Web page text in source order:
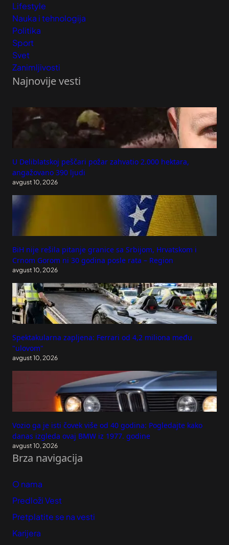
Lifestyle
Nauka i tehnologija
Politika
Sport
Svet
Zanimljivosti
Najnovije vesti
U Deliblatskoj peščari požar zahvatio 2.000 hektara,
angažovano 390 ljudi
avgust 10, 2026
BiH nije rešila pitanje granice sa Srbijom, Hrvatskom i
Crnom Gorom ni 30 godina posle rata – Region
avgust 10, 2026
Spektakularna zapljena: Ferrari od 4,2 miliona među
"ulovom"
avgust 10, 2026
Vozio ga je isti čovek više od 40 godina: Pogledajte kako
danas izgleda ovaj BMW iz 1977. godine
avgust 10, 2026
Brza navigacija
O nama
Predloži Vest
Pretplatite se na vesti
Karijera